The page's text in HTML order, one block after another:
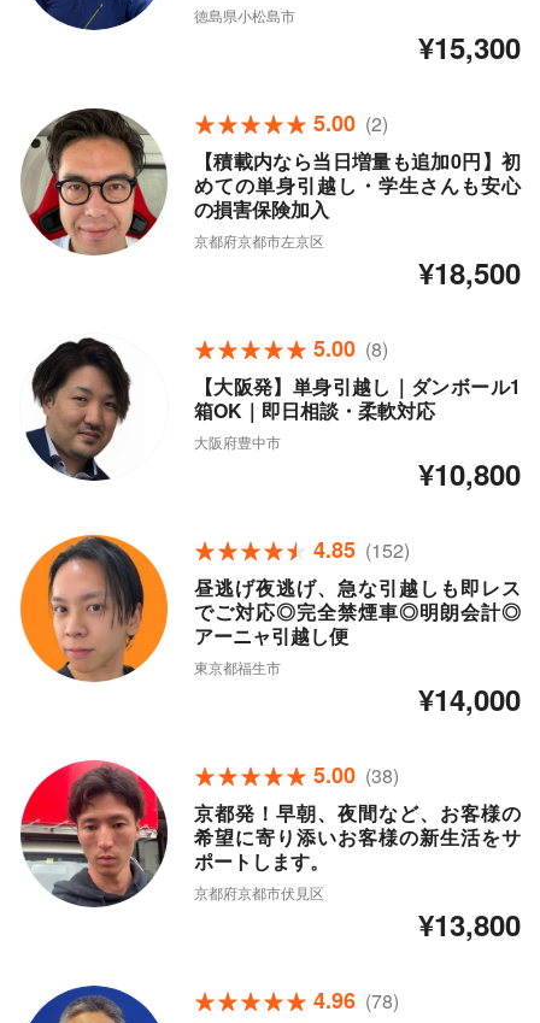
徳島県小松島市
¥15,300
5.00 (2)
【積載内なら当日増量も追加0円】初
めての単身引越し・学生さんも安心
の損害保険加入
京都府京都市左京区
¥18,500
5.00 (8)
【大阪発】単身引越し｜ダンボール1
箱OK｜即日相談・柔軟対応
大阪府豊中市
¥10,800
4.85 (152)
昼逃げ夜逃げ、急な引越しも即レス
でご対応◎完全禁煙車◎明朗会計◎
アーニャ引越し便
東京都福生市
¥14,000
5.00 (38)
京都発！早朝、夜間など、お客様の
希望に寄り添いお客様の新生活をサ
ポートします。
京都府京都市伏見区
¥13,800
4.96 (78)